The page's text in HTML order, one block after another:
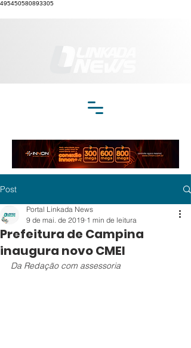
495450580893305
Post
Prefeitura de Campina
inaugura novo CMEI
Portal Linkada News
9 de mai. de 2019 1 min de leitura
Da Redação com assessoria